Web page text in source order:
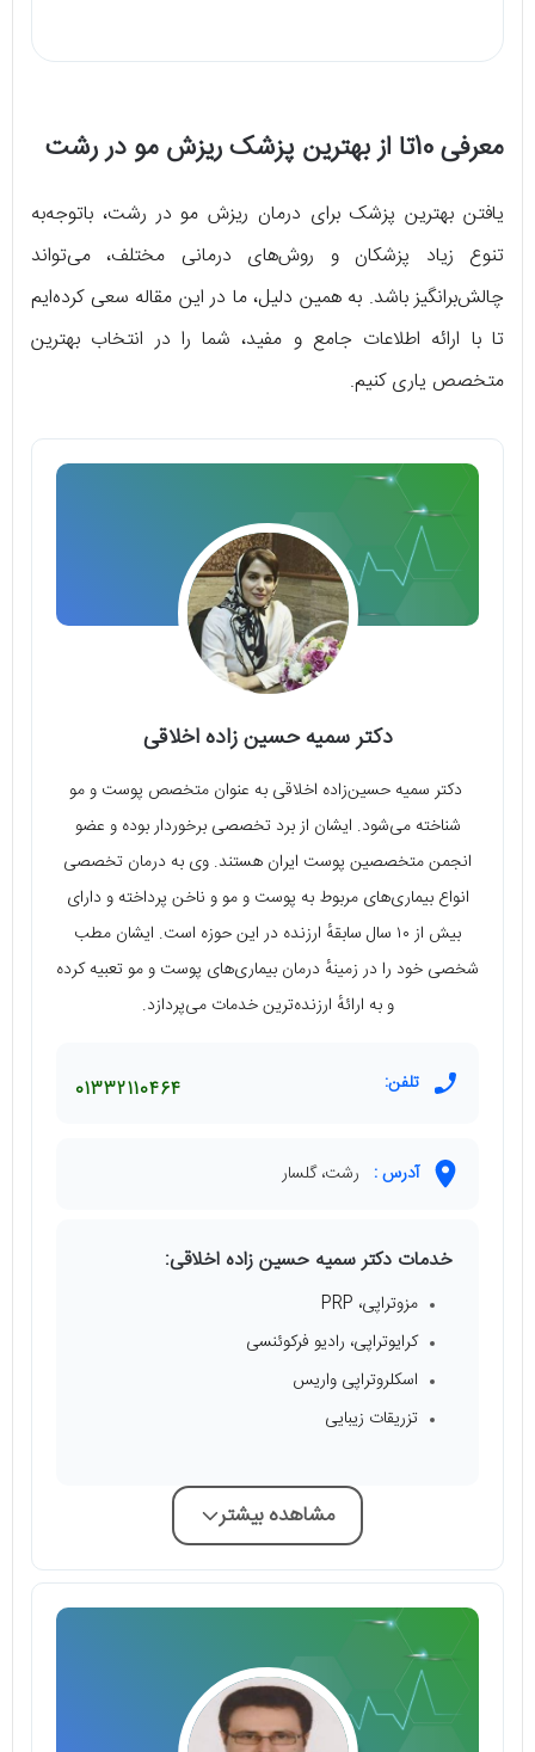
معرفی 10تا از بهترین پزشک ریزش مو در رشت
یافتن بهترین پزشک برای درمان ریزش مو در رشت، باتوجه‌به
تنوع زیاد پزشکان و روش‌های درمانی مختلف، می‌تواند
چالش‌برانگیز باشد. به همین دلیل، ما در این مقاله سعی کرده‌ایم
تا با ارائه اطلاعات جامع و مفید، شما را در انتخاب بهترین
متخصص یاری کنیم.
دکتر سمیه حسین زاده اخلاقی
دکتر سمیه حسین‌زاده اخلاقی به عنوان متخصص پوست و مو
شناخته می‌شود. ایشان از برد تخصصی برخوردار بوده و عضو
انجمن متخصصین پوست ایران هستند. وی به درمان تخصصی
انواع بیماری‌های مربوط به پوست و مو و ناخن پرداخته و دارای
بیش از ۱۰ سال سابقهٔ ارزنده در این حوزه است. ایشان مطب
شخصی خود را در زمینهٔ درمان بیماری‌های پوست و مو تعبیه کرده
و به ارائهٔ ارزنده‌ترین خدمات می‌پردازد.
تلفن: 01332110464
آدرس : رشت، گلسار
خدمات دکتر سمیه حسین زاده اخلاقی:
مزوتراپی، PRP
کرایوتراپی، رادیو فرکوئنسی
اسکلروتراپی واریس
تزریقات زیبایی
مشاهده بیشتر